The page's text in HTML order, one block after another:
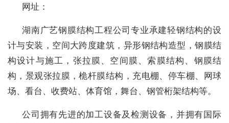
网址：
湖南广艺钢膜结构工程公司专业承建轻钢结构的设
计与安装，空间大跨度建筑，异形钢结构造型，钢膜结
构设计与施工，张拉膜、空间膜、索膜结构、钢膜结
构，景观张拉膜，桅杆膜结构，充电棚、停车棚、网球
场、看台、收费站、体育馆，舞台、钢管桁架结构等。
公司拥有先进的加工设备及检测设备，并拥有国际